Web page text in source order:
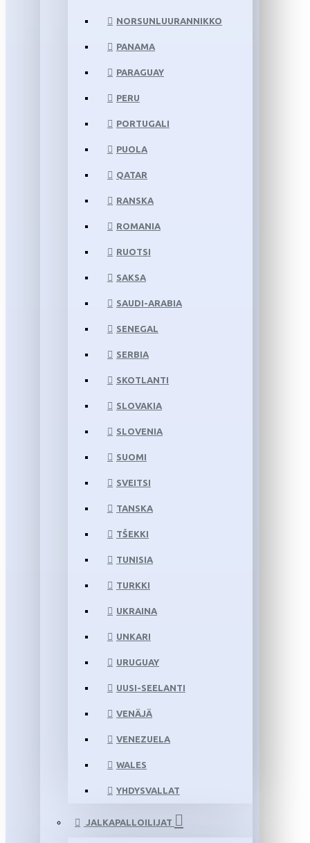
NORSUNLUURANNIKKO
PANAMA
PARAGUAY
PERU
PORTUGALI
PUOLA
QATAR
RANSKA
ROMANIA
RUOTSI
SAKSA
SAUDI-ARABIA
SENEGAL
SERBIA
SKOTLANTI
SLOVAKIA
SLOVENIA
SUOMI
SVEITSI
TANSKA
TŠEKKI
TUNISIA
TURKKI
UKRAINA
UNKARI
URUGUAY
UUSI-SEELANTI
VENÄJÄ
VENEZUELA
WALES
YHDYSVALLAT
JALKAPALLOILIJAT